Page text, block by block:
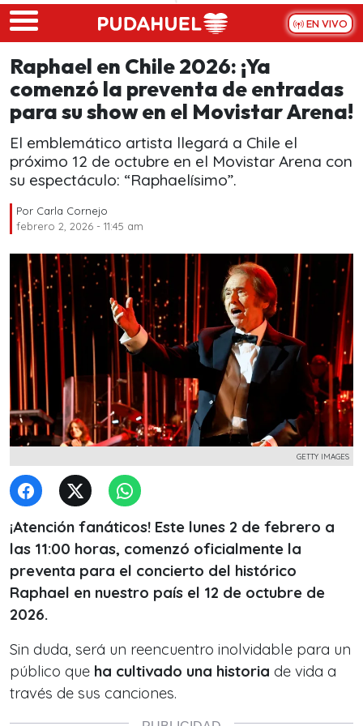
Skip to main content
EN VIVO
Raphael en Chile 2026: ¡Ya
comenzó la preventa de entradas
para su show en el Movistar Arena!
El emblemático artista llegará a Chile el
próximo 12 de octubre en el Movistar Arena con
su espectáculo: “Raphaelísimo”.
Por Carla Cornejo
febrero 2, 2026 - 11:45 am
GETTY IMAGES
¡Atención fanáticos! Este lunes 2 de febrero a
las 11:00 horas, comenzó oficialmente la
preventa para el concierto del histórico
Raphael en nuestro país el 12 de octubre de
2026.
Sin duda, será un reencuentro inolvidable para un
público que ha cultivado una historia de vida a
través de sus canciones.